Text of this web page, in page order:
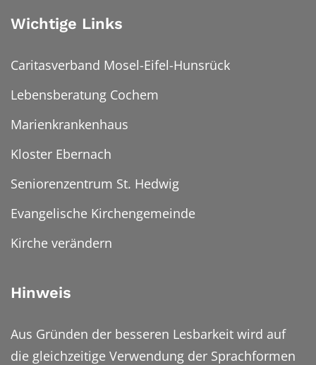
Wichtige Links
Caritasverband Mosel-Eifel-Hunsrück
Lebensberatung Cochem
Marienkrankenhaus
Kloster Ebernach
Seniorenzentrum St. Hedwig
Evangelische Kirchengemeinde
Kirche verändern
Hinweis
Aus Gründen der besseren Lesbarkeit wird auf
die gleichzeitige Verwendung der Sprachformen